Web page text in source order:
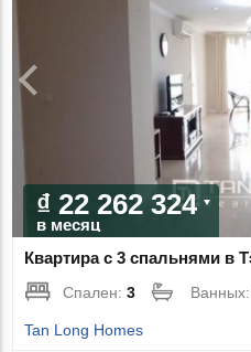
₫ 22 262 324
в месяц
Квартира с 3 спальнями в
Спален:3
Tan Long Homes